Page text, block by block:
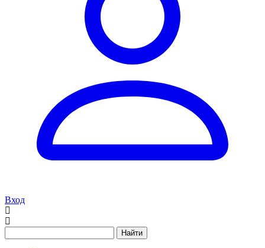
Вход
Найти